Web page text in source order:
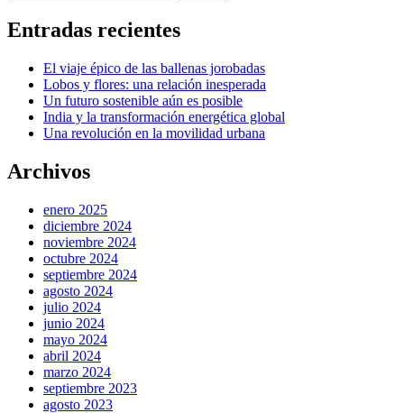
Entradas recientes
El viaje épico de las ballenas jorobadas
Lobos y flores: una relación inesperada
Un futuro sostenible aún es posible
India y la transformación energética global
Una revolución en la movilidad urbana
Archivos
enero 2025
diciembre 2024
noviembre 2024
octubre 2024
septiembre 2024
agosto 2024
julio 2024
junio 2024
mayo 2024
abril 2024
marzo 2024
septiembre 2023
agosto 2023